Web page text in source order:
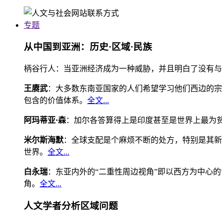
专题
从中国到亚洲：历史·区域·民族
柄谷行人：当亚洲经济成为一种威胁，并且明白了没有
王赓武：大多数东南亚国家的人们希望学习他们西边的
包含的价值体系。 全文...
阿玛蒂亚·森：加尔各答算得上是印度甚至是世界上最
米尔斯海默：全球支配是个麻烦不断的处方，特别是其
世界。 全文...
白永瑞：东亚内外的“二重性周边视角”即以西方为中心
角。 全文...
人文学者分析区域问题